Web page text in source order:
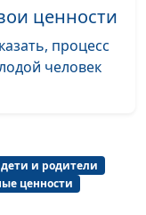
Сергей
#103
«За
жизни»
ценности
процесс
человек
дети и родители
ценности